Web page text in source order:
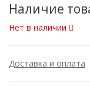
Наличие
Нет в наличии
Доставка и оплата